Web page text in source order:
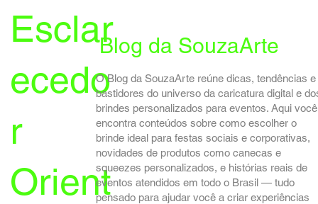
Esclar
ecedo
r
Orient
Blog da SouzaArte
O Blog da SouzaArte reúne dicas, tendências e
bastidores do universo da caricatura digital e
brindes personalizados para eventos. Aqui você
encontra conteúdos sobre como escolher o
brinde ideal para festas sociais e corporativas,
novidades de produtos como canecas e
squeezes personalizados, e histórias reais de
eventos atendidos em todo o Brasil — tudo
pensado para ajudar você a criar experiências